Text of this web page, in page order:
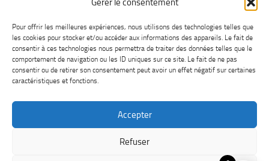
Gérer le consentement
Pour offrir les meilleures expériences, nous utilisons des technologies telles que
les cookies pour stocker et/ou accéder aux informations des appareils. Le fait de
consentir à ces technologies nous permettra de traiter des données telles que le
comportement de navigation ou les ID uniques sur ce site. Le fait de ne pas
consentir ou de retirer son consentement peut avoir un effet négatif sur certaines
caractéristiques et fonctions.
Accepter
Refuser